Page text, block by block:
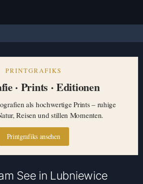
PRINTGRAFIKS
· Prints · Editionen
als hochwertige Prints – ruhige
Reisen und stillen Momenten.
Printgrafiks ansehen
See in Lubniewice